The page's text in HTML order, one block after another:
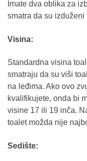
Imate dva oblika za
smatra da su
Visina:
Standardna visina
smatraju da su viši
na leđima. Ako ovo
kvalifikujete, onda bi
visine 17 ili 19 inča.
toalet možda nije
Sedište: